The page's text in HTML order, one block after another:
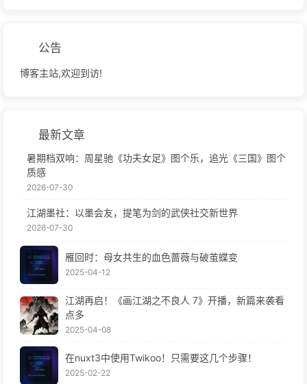
公告
博客主站,欢迎到访!
最新文章
暑期档双响：周星驰《功夫女足》图个乐，追光《三国》图个
质感
2026-07-30
江湖墨社：以墨会友，提笔为剑的武侠社交新世界
2026-07-30
雁回时：母女共生的血色蔷薇与破茧蝶变
2025-04-12
江湖再启！《画江湖之不良人 7》开播，新篇来袭看
点多
2025-04-08
在nuxt3中使用Twikoo！只需要这几个步骤！
2025-02-22